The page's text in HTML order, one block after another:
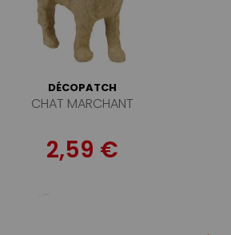
DÉCOPATCH
CHAT MARCHANT
2,59 €